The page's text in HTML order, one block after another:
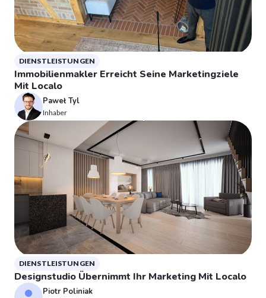
DIENSTLEISTUNGEN
Immobilienmakler Erreicht Seine Marketingziele
Mit Localo
Paweł Tyl
Inhaber
DIENSTLEISTUNGEN
Designstudio Übernimmt Ihr Marketing Mit Localo
Piotr Poliniak